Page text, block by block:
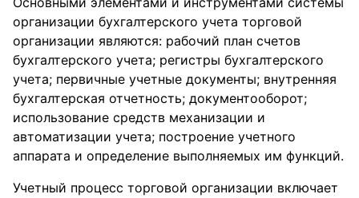
организации бухгалтерского учета торговой
организации являются: рабочий план счетов
бухгалтерского учета; регистры бухгалтерского
учета; первичные учетные документы; внутренняя
бухгалтерская отчетность; документооборот;
использование средств механизации и
автоматизации учета; построение учетного
аппарата и определение выполняемых им функций.
Учетный процесс торговой организации включает